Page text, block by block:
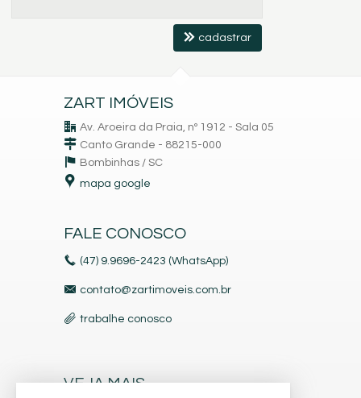
cadastrar
ZART IMÓVEIS
Av. Aroeira da Praia, nº 1912 - Sala 05
Canto Grande - 88215-000
Bombinhas / SC
mapa google
FALE CONOSCO
(47) 9.9696-2423 (WhatsApp)
contato@zartimoveis.com.br
trabalhe conosco
VEJA MAIS